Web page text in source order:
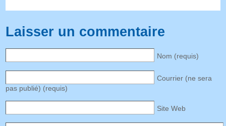
Laisser un commentaire
Nom (requis)
Courrier (ne sera
pas publié) (requis)
Site Web